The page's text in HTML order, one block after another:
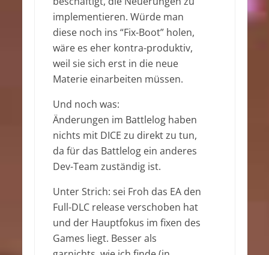
implementieren. Würde man
diese noch ins “Fix-Boot” holen,
wäre es eher kontra-produktiv,
weil sie sich erst in die neue
Materie einarbeiten müssen.
Und noch was:
Änderungen im Battlelog haben
nichts mit DICE zu direkt zu tun,
da für das Battlelog ein anderes
Dev-Team zuständig ist.
Unter Strich: sei Froh das EA den
Full-DLC release verschoben hat
und der Hauptfokus im fixen des
Games liegt. Besser als